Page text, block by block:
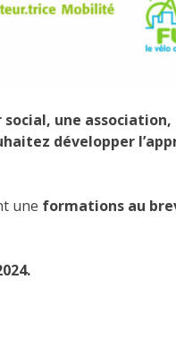
une
développer
une formations au